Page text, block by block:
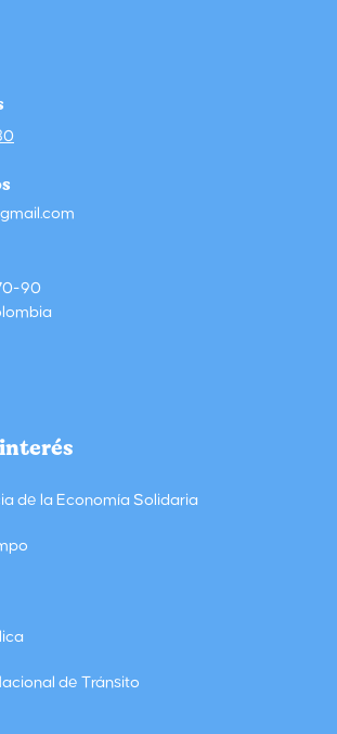
90
de la Economía Solidaria
de Tránsito